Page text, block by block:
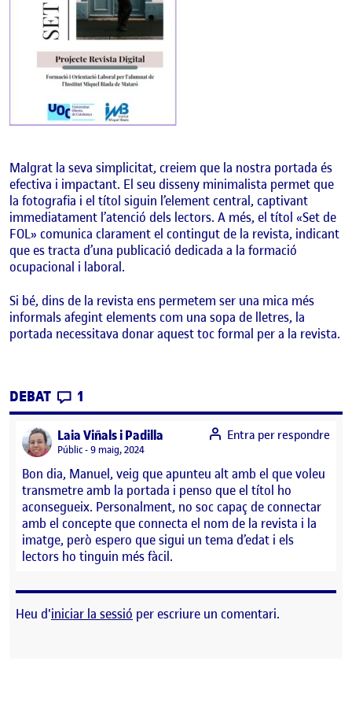
Malgrat la seva simplicitat, creiem que la nostra portada és
efectiva i impactant. El seu disseny minimalista permet que
la fotografia i el títol siguin l’element central, captivant
immediatament l’atenció dels lectors. A més, el títol «Set de
FOL» comunica clarament el contingut de la revista, indicant
que es tracta d’una publicació dedicada a la formació
ocupacional i laboral.
Si bé, dins de la revista ens permetem ser una mica més
informals afegint elements com una sopa de lletres, la
portada necessitava donar aquest toc formal per a la revista.
DEBAT CONTRIBUTIONS
1
Laia Viñals i Padilla
Visibilitat:
Públic 9 maig, 2024
Bon dia, Manuel, veig que apunteu alt amb el que voleu
transmetre amb la portada i penso que el títol ho
aconsegueix. Personalment, no soc capaç de connectar
amb el concepte que connecta el nom de la revista i la
imatge, però espero que sigui un tema d’edat i els
lectors ho tinguin més fàcil.
Entra per respondre
Heu d'iniciar la sessió per escriure un comentari.